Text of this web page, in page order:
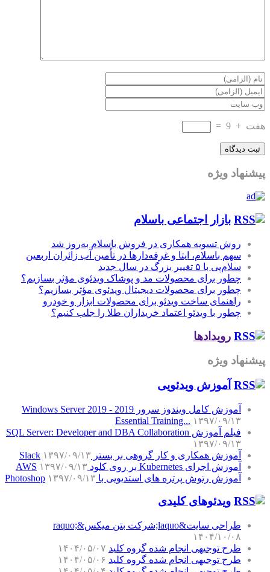
هفت +
9
=
پیشنهاد ویژه
بازار اجتماعی باسلام
روش تسویه همکاری در فروش باسلام به‌روز شد
سهم باسلام، ایتا و غرفه‌دارها در تأمین آب زائران اربعین
سلام‌پی با ۵ تغییر بزرگ در سال جدید
چطور برای محصولات مد و پوشاک ویدئوی مؤثر بسازیم؟
چطور برای محصولات دیجیتال ویدئوی مؤثر بسازیم؟
راهنمای ساخت ویدئو برای محصولات ابزار و خودرو
چطور با ویدئو اعتماد خریداران طلا را جلب کنیم؟
رویدادها
پیشنهاد ویژه
آموزش‌ ویدئویی
آموزش کامل ویندوز سرور 2019 - Windows Server 2019
Essential Training... ۱۳۹۷/۰۹/۱۳
فیلم آموزش SQL Server: Developer and DBA Collaboration
۱۳۹۷/۰۹/۱۳
آموزش همکاری و کار گروهی بر بستر Slack ۱۳۹۷/۰۹/۱۳
آموزش اجرای Kubernetes بر روی کلود AWS
۱۳۹۷/۰۹/۱۳
آموزش رتوش پرتره های استدیویی با Photoshop ۱۳۹۷/۰۹/۱۳
ویدئوهای کلیدی
طراحی سایت&laquo;شرکت بتن میکس&raquo;
۱۴۰۴/۱۰/۰۸
طرح توجیهی انجام شده گروه کلید ۱۴۰۴/۰۵/۰۷
طرح توجیهی انجام شده گروه کلید ۱۴۰۴/۰۵/۰۶